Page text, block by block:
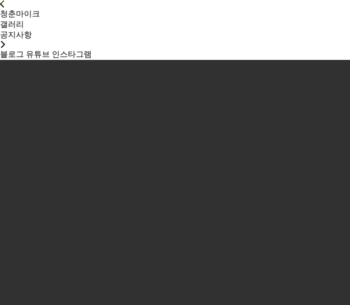
청춘마이크
갤러리
공지사항
블로그 유튜브 인스타그램